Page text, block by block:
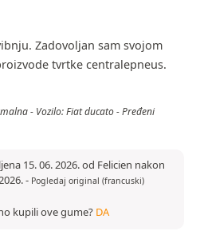
Zadovoljan sam svojom
tvrtke centralepneus.
- Vozilo: Fiat ducato - Pređeni
15. 06. 2026. od Felicien nakon
- Pogledaj original (francuski)
kupili ove gume? DA